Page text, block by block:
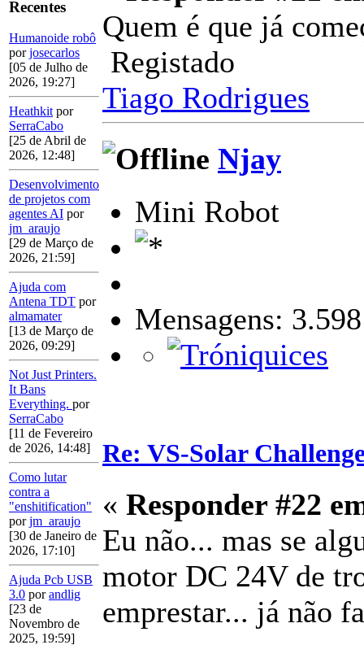
Recentes
Humanoide robô
porjosecarlos
[05 de Julho de
2026, 19:27]
Heathkit por
SerraCabo
[25 de Abril de
2026, 12:48]
Desenvolvimento
de projetos com
agentes AI por
jm_araujo
[29 de Março de
2026, 21:59]
Ajuda com
Antena TDT por
almamater
[13 de Março de
2026, 09:29]
Not Just Printers.
It Bans
Everything. por
SerraCabo
[11 de Fevereiro
de 2026, 14:48]
Como lutar
contra a
"enshitification"
porjm_araujo
[30 de Janeiro de
2026, 17:10]
Ajuda Pcb USB
3.0 porandlig
[23 de
Novembro de
2025, 19:59]
Quem é que já
Registado
Tiago Rodrigues
Njay
Mini Robot
Mensagens: 3.598
Re: VS-Solar
« Responder #22
Eu não... mas se
motor DC 24V de
emprestar... já não